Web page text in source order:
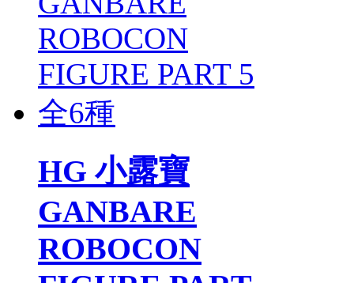
HG 小露寶
GANBARE
ROBOCON